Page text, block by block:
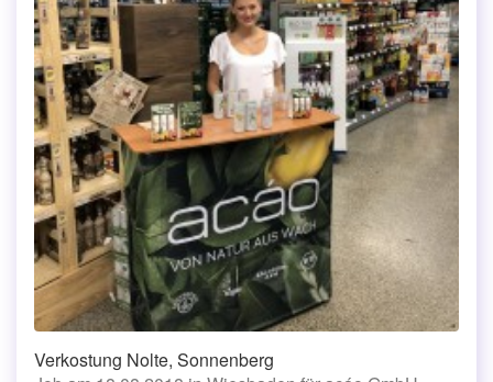
Verkostung Nolte, Sonnenberg